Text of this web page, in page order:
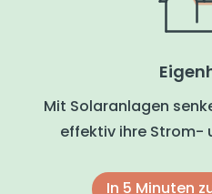
Mit Solaranlagen
effektiv ihre Strom-
In 5 Minuten